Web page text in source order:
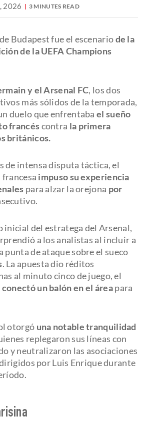
2026 3 MINUTES READ
Budapest fue el escenariode la
de la UEFA Champions
y el Arsenal FC, los dos
más sólidos de la temporada,
duelo que enfrentaba el sueño
francéscontra la primera
británicos.
de intensa disputa táctica, el
impuso su experiencia
para alzar la orejona por
inicial del estratega del Arsenal,
a los analistas al incluir a
punta de ataque sobre el sueco
. La apuesta dio réditos
al minuto cinco de juego, el
conectó un balón en el áreapara
otorgó una notable tranquilidad
replegaron sus líneas con
y neutralizaron las asociaciones
por Luis Enrique durante